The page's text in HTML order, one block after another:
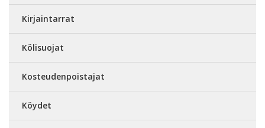
Kirjaintarrat
Kölisuojat
Kosteudenpoistajat
Köydet